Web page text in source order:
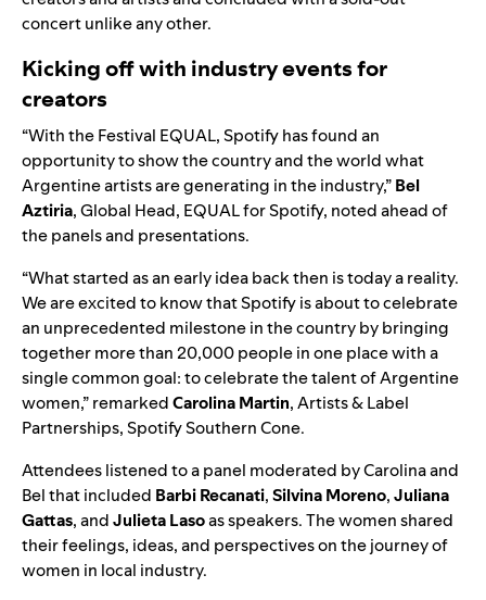
concert unlike any other.
Kicking off with industry events for
creators
“With the Festival EQUAL, Spotify has found an
opportunity to show the country and the world what
Argentine artists are generating in the industry,”Bel
Aztiria, Global Head, EQUAL for Spotify, noted ahead of
the panels and presentations.
“What started as an early idea back then is today a reality.
We are excited to know that Spotify is about to celebrate
an unprecedented milestone in the country by bringing
together more than 20,000 people in one place with a
single common goal: to celebrate the talent of Argentine
women,” remarkedCarolina Martin, Artists & Label
Partnerships, Spotify Southern Cone.
Attendees listened to a panel moderated by Carolina and
Bel that included Barbi Recanati,Silvina Moreno,Juliana
Gattas, andJulieta Lasoas speakers. The women shared
their feelings, ideas, and perspectives on the journey of
women in local industry.